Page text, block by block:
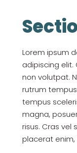
Lorem ipsum
adipiscing
non volutpat.
rutrum
tempus
magna,
risus. Cras vel
placerat enim,